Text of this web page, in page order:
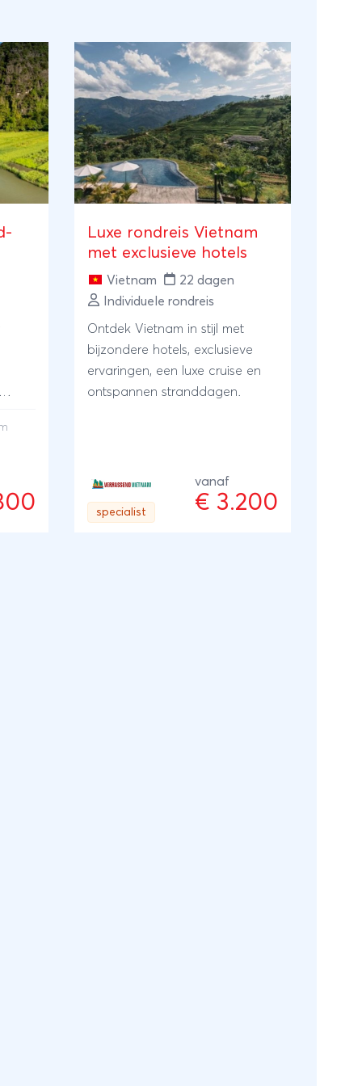
Luxe rondreis Vietnam
met exclusieve hotels
Vietnam
22 dagen
Individuele rondreis
Ontdek Vietnam in stijl met
bijzondere hotels, exclusieve
ervaringen, een luxe cruise en
ontspannen stranddagen.
specialist
vanaf
€ 3.200